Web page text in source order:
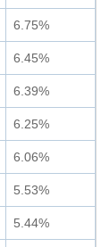
6.75%
6.45%
6.39%
6.25%
6.06%
5.53%
5.44%